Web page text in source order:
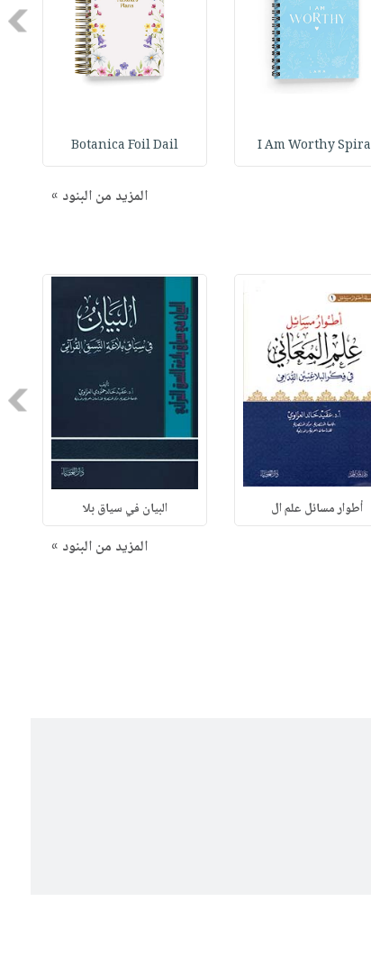
I Am Worthy
Botanica Foil Dail
المزيد من البنود »
أطوار مسائل علم ال البيان في سياق بلا
المزيد من البنود »